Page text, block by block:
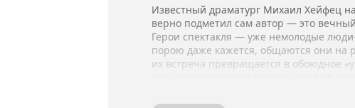
Известный драматург Михаил Хейфец
верно подметил сам автор — это
Герои спектакля — уже немолодые
порою даже кажется, общаются они на
их встреча превращается в обоюдное